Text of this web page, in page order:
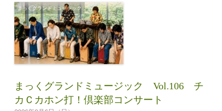
まっくグランドミュージック
まっくグランドミュージック Vol.106 チ
カＣカホン打！倶楽部コンサート